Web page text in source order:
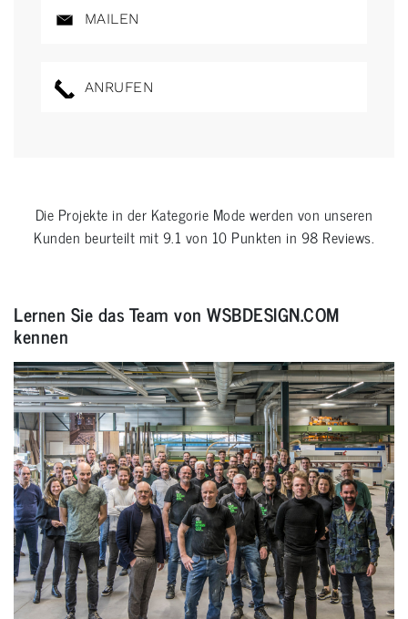
MAILEN
ANRUFEN
Die Projekte in der Kategorie Modewerden von unseren
Kunden beurteilt mit9.1 von 10 Punkten in 98 Reviews.
Lernen Sie das Team von WSBDESIGN.COM
kennen